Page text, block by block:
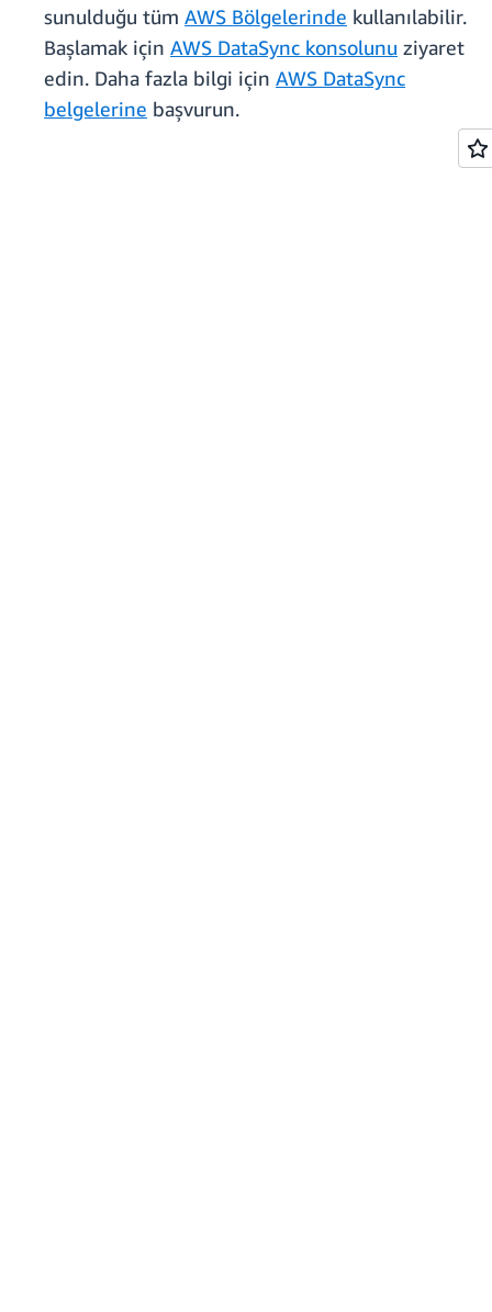
sunulduğu tüm AWS Bölgelerinde kullanılabilir.
Başlamak için AWS DataSync konsolunu ziyaret
edin. Daha fazla bilgi için AWS DataSync
belgelerine başvurun.